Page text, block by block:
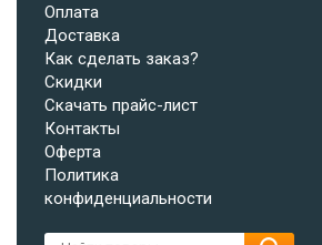
Оплата
Доставка
Как сделать заказ?
Скидки
Скачать прайс-лист
Контакты
Оферта
Политика
конфиденциальности